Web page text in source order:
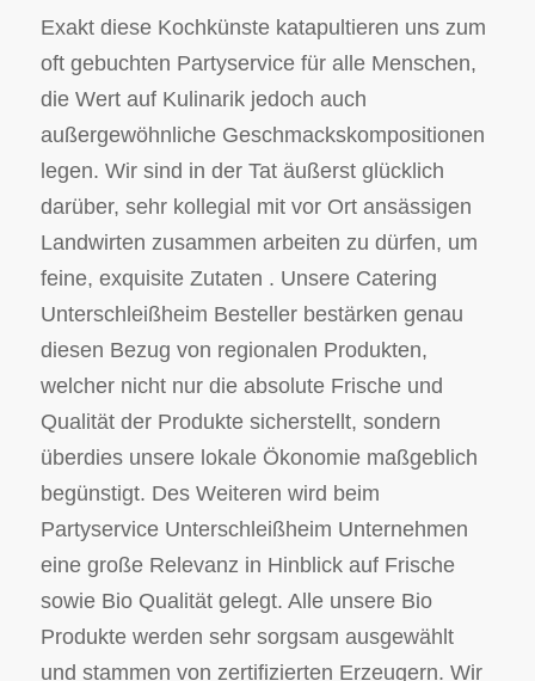
Exakt diese Kochkünste katapultieren uns zum
oft gebuchten Partyservice für alle Menschen,
die Wert auf Kulinarik jedoch auch
außergewöhnliche Geschmackskompositionen
legen. Wir sind in der Tat äußerst glücklich
darüber, sehr kollegial mit vor Ort ansässigen
Landwirten zusammen arbeiten zu dürfen, um
feine, exquisite Zutaten . Unsere Catering
Unterschleißheim Besteller bestärken genau
diesen Bezug von regionalen Produkten,
welcher nicht nur die absolute Frische und
Qualität der Produkte sicherstellt, sondern
überdies unsere lokale Ökonomie maßgeblich
begünstigt. Des Weiteren wird beim
Partyservice Unterschleißheim Unternehmen
eine große Relevanz in Hinblick auf Frische
sowie Bio Qualität gelegt. Alle unsere Bio
Produkte werden sehr sorgsam ausgewählt
und stammen von zertifizierten Erzeugern. Wir